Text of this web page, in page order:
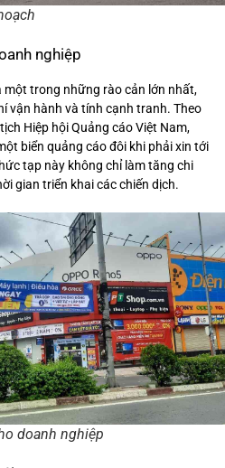
nghiệp
trong những rào cản lớn nhất,
vận hành và tính cạnh tranh. Theo
Hiệp hội Quảng cáo Việt Nam,
biển quảng cáo đôi khi phải xin tới
tạp này không chỉ làm tăng chi
gian triển khai các chiến dịch.
doanh nghiệp